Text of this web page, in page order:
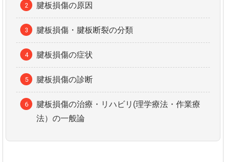
腱板損傷の原因
腱板損傷・腱板断裂の分類
腱板損傷の症状
腱板損傷の診断
腱板損傷の治療・リハビリ(理学療法・作業療
法）の一般論